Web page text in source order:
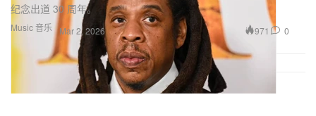
Music 音乐
纪念出道 30 周年。
Mar 2, 2026 971 0